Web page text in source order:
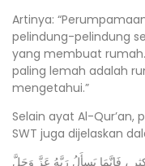
Artinya:
pelindung-pelindung
yang membuat
paling lemah adalah
mengetahui.”
Selain ayat Al-Qur’an,
SWT juga dijelaskan
، فَإِنَّمَا يَسأَلُ رَبَّهُ عَزَّ وَجَلَّ